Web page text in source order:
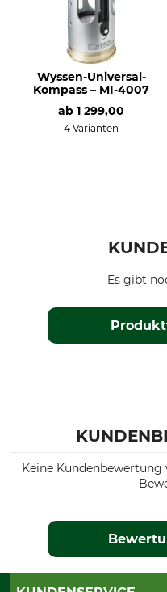
Wyssen-Universal-
Kompass – MI-4007
ab 1 299,00
4 Varianten
Es gibt
Keine Kundenbewertung